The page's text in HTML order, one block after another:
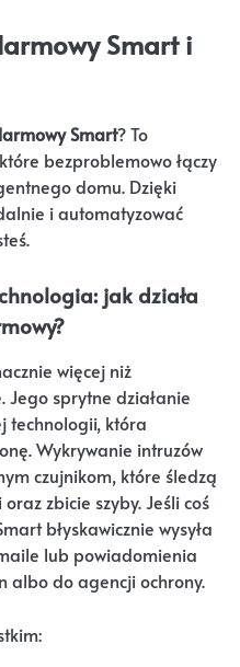
Smart i
Smart? To
bezproblemowo łączy
domu. Dzięki
i automatyzować
jak działa
więcej niż
Jego sprytne działanie
technologii, która
Wykrywanie intruzów
czujnikom, które śledzą
zbicie szyby. Jeśli coś
błyskawicznie wysyła
lub powiadomienia
albo do agencji ochrony.